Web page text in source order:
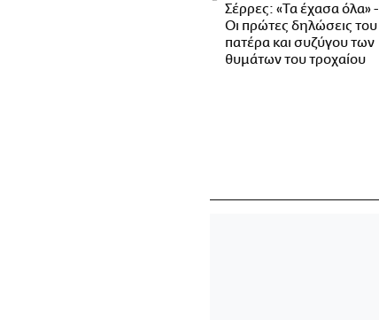
Σέρρες: «Τα έχασα όλα» -
Οι πρώτες δηλώσεις του
πατέρα και συζύγου των
θυμάτων του τροχαίου